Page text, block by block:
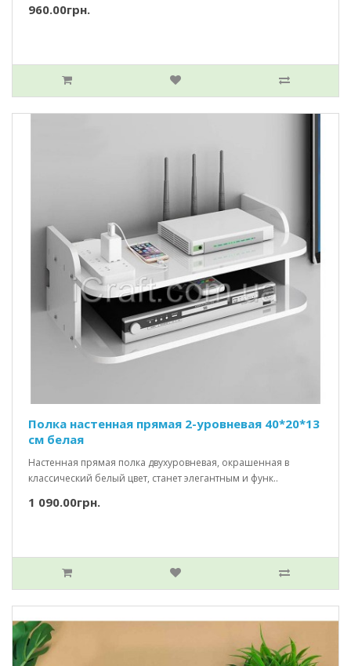
960.00грн.
Полка настенная прямая 2-уровневая 40*20*13
см белая
Настенная прямая полка двухуровневая, окрашенная в
классический белый цвет, станет элегантным и функ..
1 090.00грн.